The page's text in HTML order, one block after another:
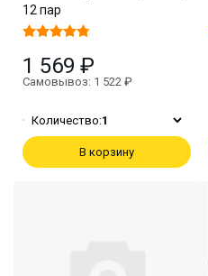
12 пар
1 569 ₽
Самовывоз: 1 522 ₽
Количество:1
В корзину